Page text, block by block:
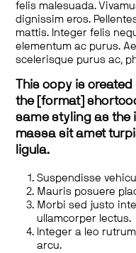
felis malesuada.
dignissim eros.
mattis. Integer felis
elementum ac purus.
scelerisque purus ac,
This copy is
the [format]
same styling as the
massa sit amet
ligula.
Suspendisse
Mauris posuere
Morbi sed justo
ullamcorper lectus.
Integer a leo
arcu.